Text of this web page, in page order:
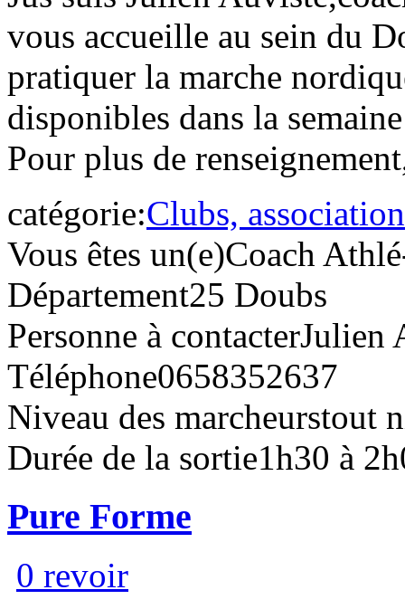
vous accueille au sein du
pratiquer la marche
disponibles dans la
Pour plus de
catégorie:Clubs,
Vous êtes un(e)Coach
Département25 Doubs
Personne à contacterJulien
Téléphone0658352637
Niveau des marcheurstout
Durée de la sortie1h30 à
Pure Forme
0 revoir